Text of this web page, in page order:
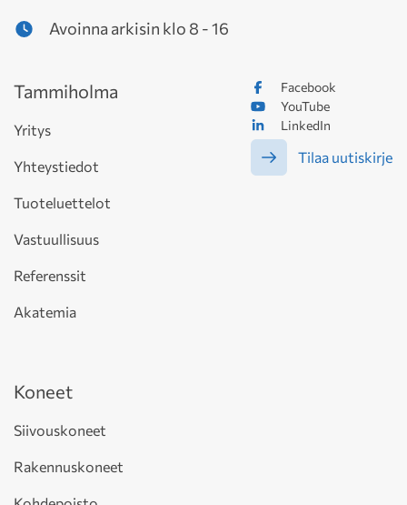
Avoinna arkisin klo 8 - 16
Facebook
YouTube
LinkedIn
Tilaa uutiskirje
Tammiholma
Yritys
Yhteystiedot
Tuoteluettelot
Vastuullisuus
Referenssit
Akatemia
Koneet
Siivouskoneet
Rakennuskoneet